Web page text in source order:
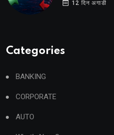
12 दिन अगाडी
Categories
BANKING
CORPORATE
AUTO